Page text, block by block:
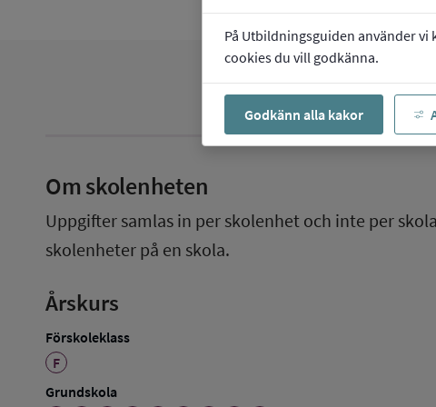
På Utbildningsguiden använder
cookies du vill godkänna.
Godkänn alla kakor
Om skolenheten
Uppgifter samlas in per skolenhet och inte per
skolenheter på en skola.
Årskurs
Förskoleklass
F
Grundskola